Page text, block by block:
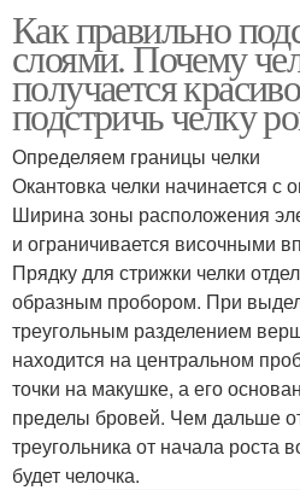
Как правильно
слоями. Почему
получается
подстричь челку
Определяем границы челки
Окантовка челки начинается с
Ширина зоны расположения
и ограничивается височными
Прядку для стрижки челки
образным пробором. При
треугольным разделением
находится на центральном
точки на макушке, а его
пределы бровей. Чем дальше
треугольника от начала роста
будет челочка.